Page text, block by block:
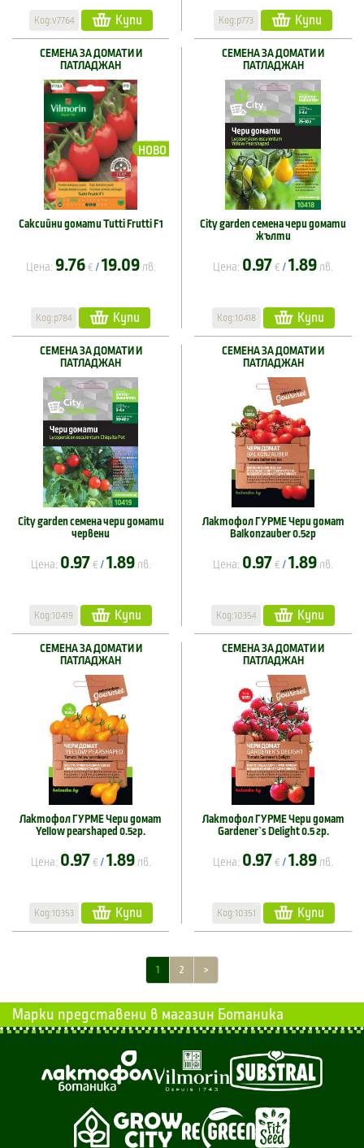
Код:v7764 Купи Код:p773 Купи
НОВО
СЕМЕНА ЗА ДОМАТИ И
ПАТЛАДЖАН
Саксийни домати Tutti Frutti F1
Цена: 9.76 € / 19.09 лв.
Код:p784 Купи
СЕМЕНА ЗА ДОМАТИ И
ПАТЛАДЖАН
City garden семена чери домати
жълти
Цена: 0.97 € / 1.89 лв.
Код:10418 Купи
СЕМЕНА ЗА ДОМАТИ И
ПАТЛАДЖАН
City garden семена чери домати
червени
Цена: 0.97 € / 1.89 лв.
Код:10419 Купи
СЕМЕНА ЗА ДОМАТИ И
ПАТЛАДЖАН
Лактофол ГУРМЕ Чери домат
Balkonzauber 0.5гр
Цена: 0.97 € / 1.89 лв.
Код:10354 Купи
СЕМЕНА ЗА ДОМАТИ И
ПАТЛАДЖАН
Лактофол ГУРМЕ Чери домат
Yellow pearshaped 0.5гр.
Цена: 0.97 € / 1.89 лв.
Код:10353 Купи
СЕМЕНА ЗА ДОМАТИ И
ПАТЛАДЖАН
Лактофол ГУРМЕ Чери домат
Gardener`s Delight 0.5 гр.
Цена: 0.97 € / 1.89 лв.
Код:10351 Купи
1 2 >
Марки представени в магазин Ботаника